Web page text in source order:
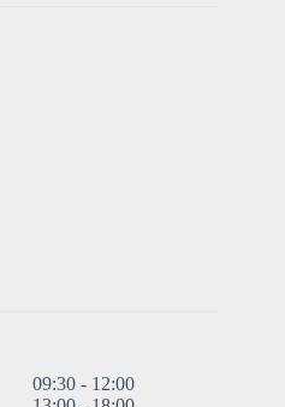
09:30 - 12:00